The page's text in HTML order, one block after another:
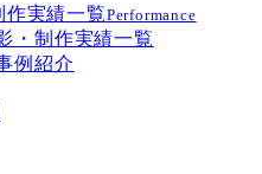
作実績一覧Performance
・制作実績一覧
例紹介